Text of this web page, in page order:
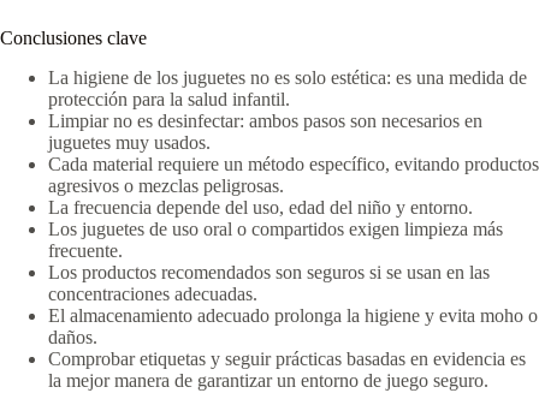
Conclusiones clave
La higiene de los juguetes no es solo estética: es una medida de
protección para la salud infantil.
Limpiar no es desinfectar: ambos pasos son necesarios en
juguetes muy usados.
Cada material requiere un método específico, evitando productos
agresivos o mezclas peligrosas.
La frecuencia depende del uso, edad del niño y entorno.
Los juguetes de uso oral o compartidos exigen limpieza más
frecuente.
Los productos recomendados son seguros si se usan en las
concentraciones adecuadas.
El almacenamiento adecuado prolonga la higiene y evita moho o
daños.
Comprobar etiquetas y seguir prácticas basadas en evidencia es
la mejor manera de garantizar un entorno de juego seguro.